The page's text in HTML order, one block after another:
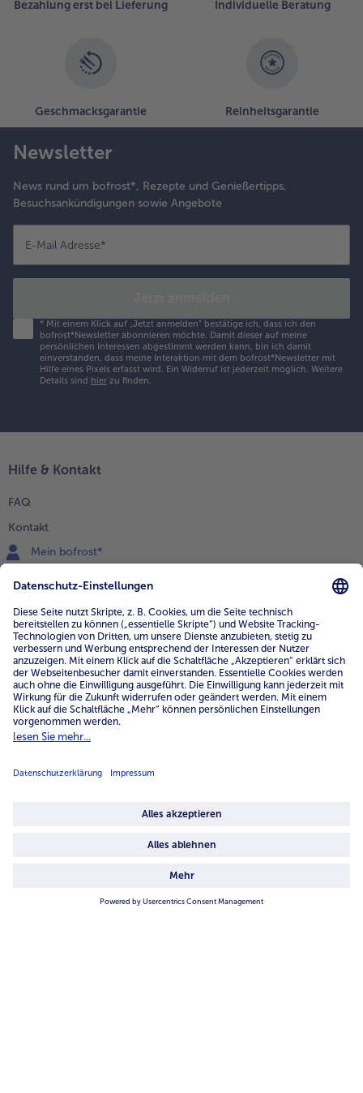
Bezahlung erst bei Lieferung Individuelle Beratung
Geschmacksgarantie Reinheitsgarantie
Newsletter
News rund um bofrost*, Rezepte und Genießertipps,
Besuchsankündigungen sowie Angebote
E-Mail Adresse*
* Mit einem Klick auf „Jetzt anmelden" bestätige ich, dass ich den
bofrost*Newsletter abonnieren möchte. Damit dieser auf meine
persönlichen Interessen abgestimmt werden kann, bin ich damit
einverstanden, dass meine Interaktion mit dem bofrost*Newsletter mit
Hilfe eines Pixels erfasst wird. Ein Widerruf ist jederzeit möglich. Weitere
Details sind hier zu finden.
Hilfe & Kontakt
FAQ
Kontakt
Mein bofrost*
0800 - 000 19 18
Mo.-Fr.: 7-21 Uhr Sa: 8-16 Uhr
Service
Unternehmen
Über uns